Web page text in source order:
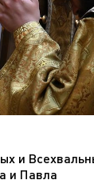
и
и Павла